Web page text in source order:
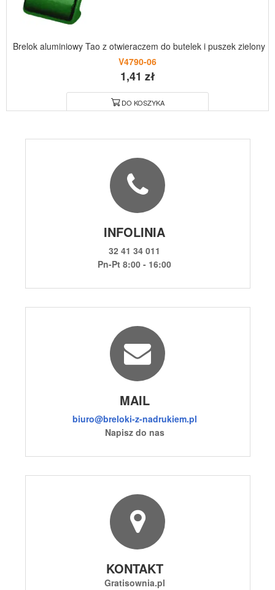
Brelok aluminiowy Tao z otwieraczem do butelek i puszek zielony
V4790-06
1,41 zł
DO KOSZYKA
INFOLINIA
32 41 34 011
Pn-Pt 8:00 - 16:00
MAIL
biuro@breloki-z-nadrukiem.pl
Napisz do nas
KONTAKT
Gratisownia.pl